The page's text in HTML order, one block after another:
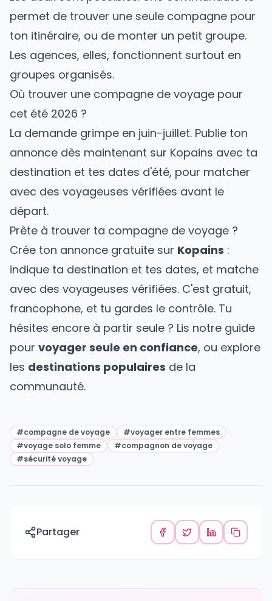
permet de trouver une seule compagne pour
ton itinéraire, ou de monter un petit groupe.
Les agences, elles, fonctionnent surtout en
groupes organisés.
Où trouver une compagne de voyage pour
cet été 2026 ?
La demande grimpe en juin-juillet. Publie ton
annonce dès maintenant sur Kopains avec ta
destination et tes dates d'été, pour matcher
avec des voyageuses vérifiées avant le
départ.
Prête à trouver ta compagne de voyage ?
Crée ton annonce gratuite sur Kopains :
indique ta destination et tes dates, et matche
avec des voyageuses vérifiées. C'est gratuit,
francophone, et tu gardes le contrôle. Tu
hésites encore à partir seule ? Lis notre guide
pour voyager seule en confiance, ou explore
les destinations populaires de la
communauté.
#compagne de voyage #voyager entre femmes
#voyage solo femme #compagnon de voyage
#sécurité voyage
Partager